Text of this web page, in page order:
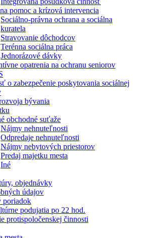
pomoc a krízová intervencia
Sociálno-právna ochrana a sociálna
kuratela
Stravovanie dôchodcov
Terénna sociálna práca
Jednorázové dávky
opatrenia na ochranu seniorov
o zabezpečenie poskytovania sociálnej
bývania
obchodné suťaže
Nájmy nehnuteľnosti
Odpredaje nehnuteľnosti
Nájmy nebytových priestorov
Predaj majetku mesta
Iné
objednávky
údajov
poriadok
podujatia po 22 hod.
protispoločenskej činnosti